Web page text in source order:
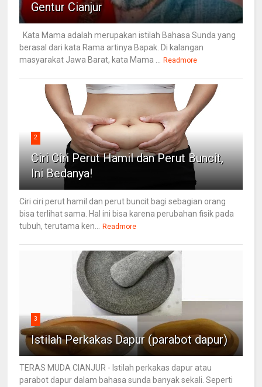
Gentur Cianjur
Kata Mama adalah merupakan istilah Bahasa Sunda yang
berasal dari kata Rama artinya Bapak. Di kalangan
masyarakat Jawa Barat, kata Mama ...
Readmore
2
Ciri Ciri Perut Hamil dan Perut Buncit,
Ini Bedanya!
Ciri ciri perut hamil dan perut buncit bagi sebagian orang
bisa terlihat sama. Hal ini bisa karena perubahan fisik pada
tubuh, terutama ken...
Readmore
3
Istilah Perkakas Dapur (parabot dapur)
TERAS MUDA CIANJUR - Istilah perkakas dapur atau
parabot dapur dalam bahasa sunda banyak sekali. Seperti